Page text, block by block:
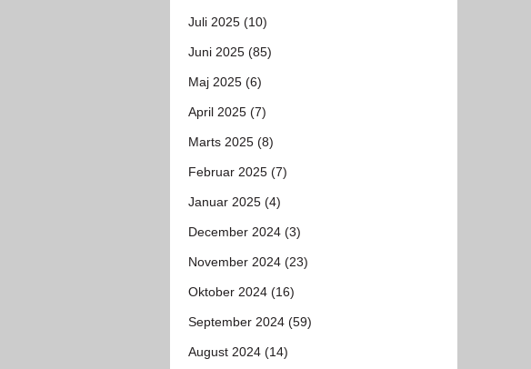
Juli 2025 (10)
Juni 2025 (85)
Maj 2025 (6)
April 2025 (7)
Marts 2025 (8)
Februar 2025 (7)
Januar 2025 (4)
December 2024 (3)
November 2024 (23)
Oktober 2024 (16)
September 2024 (59)
August 2024 (14)